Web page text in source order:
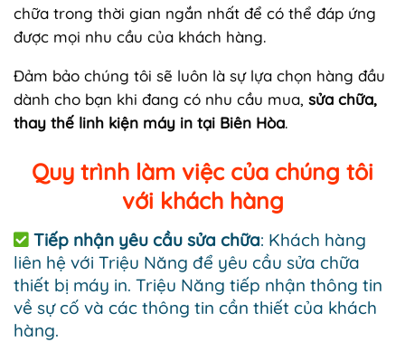
chữa trong thời gian ngắn nhất để có thể đáp ứng
được mọi nhu cầu của khách hàng.
Đảm bảo chúng tôi sẽ luôn là sự lựa chọn hàng đầu
dành cho bạn khi đang có nhu cầu mua, sửa chữa,
thay thế linh kiện máy in tại Biên Hòa.
Quy trình làm việc của chúng tôi
với khách hàng
Tiếp nhận yêu cầu sửa chữa: Khách hàng
liên hệ với Triệu Năng để yêu cầu sửa chữa
thiết bị máy in. Triệu Năng tiếp nhận thông tin
về sự cố và các thông tin cần thiết của khách
hàng.